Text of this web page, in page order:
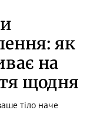
як
на
щодня
тіло наче